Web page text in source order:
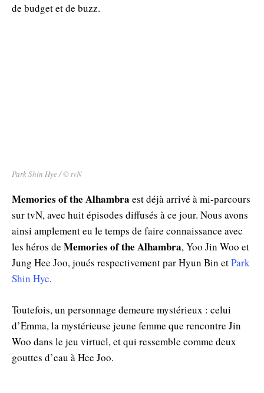
de budget et de buzz.
Park Shin Hye / © tvN
Memories of the Alhambra est déjà arrivé à mi-parcours
sur tvN, avec huit épisodes diffusés à ce jour. Nous avons
ainsi amplement eu le temps de faire connaissance avec
les héros de Memories of the Alhambra, Yoo Jin Woo et
Jung Hee Joo, joués respectivement par Hyun Bin etPark
Shin Hye.
Toutefois, un personnage demeure mystérieux : celui
d’Emma, la mystérieuse jeune femme que rencontre Jin
Woo dans le jeu virtuel, et qui ressemble comme deux
gouttes d’eau à Hee Joo.